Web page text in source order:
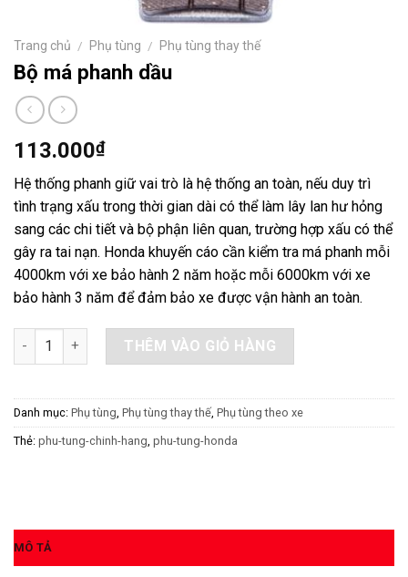
Trang chủ / Phụ tùng / Phụ tùng thay thế
Bộ má phanh dầu
113.000₫
Hệ thống phanh giữ vai trò là hệ thống an toàn, nếu duy trì
tình trạng xấu trong thời gian dài có thể làm lây lan hư hỏng
sang các chi tiết và bộ phận liên quan, trường hợp xấu có thể
gây ra tai nạn. Honda khuyến cáo cần kiểm tra má phanh mỗi
4000km với xe bảo hành 2 năm hoặc mỗi 6000km với xe
bảo hành 3 năm để đảm bảo xe được vận hành an toàn.
Bộ má phanh dầu số lượngTHÊM VÀO GIỎ HÀNG
Danh mục: Phụ tùng Phụ tùng thay thế, Phụ tùng theo xe
Thẻ: phu-tung-chinh-hang phu-tung-honda
MÔ TẢ